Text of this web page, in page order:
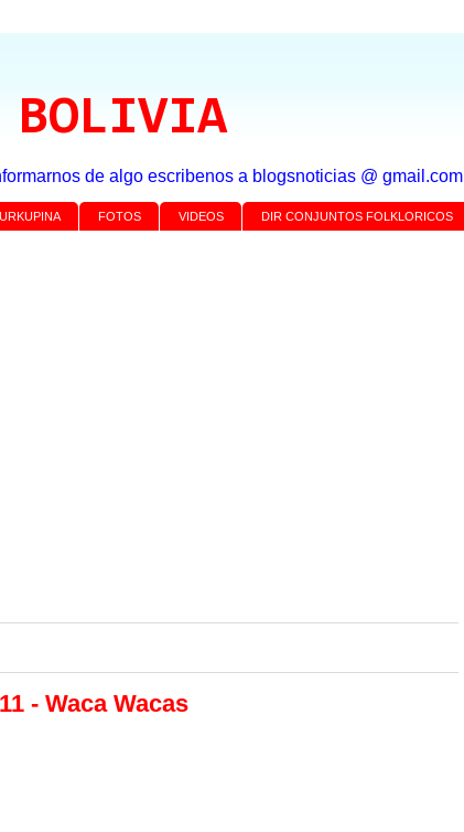
BOLIVIA
de algo escribenos a blogsnoticias @ gmail.com
URKUPINA FOTOS VIDEOS DIR CONJUNTOS FOLKLORICOS
- Waca Wacas